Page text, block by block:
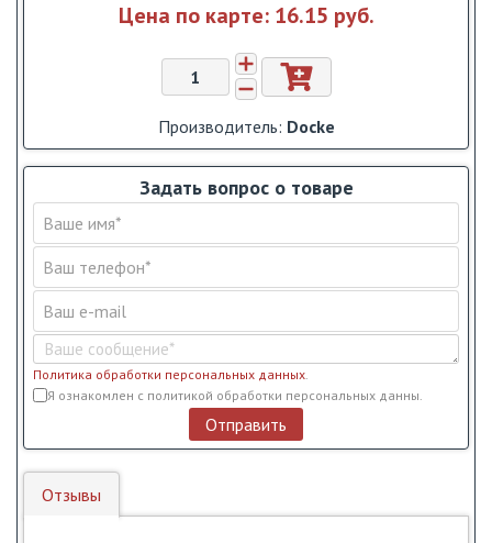
Цена по карте: 16.15 pуб.
Производитель: Docke
Задать вопрос о товаре
Политика обработки персональных данных.
Условия обслуживания*
Я ознакомлен с политикой обработки персональных данны.
Отправить
Отзывы